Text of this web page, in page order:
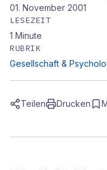
01. November 2001
LESEZEIT
1 Minute
RUBRIK
Gesellschaft &
Teilen Drucken